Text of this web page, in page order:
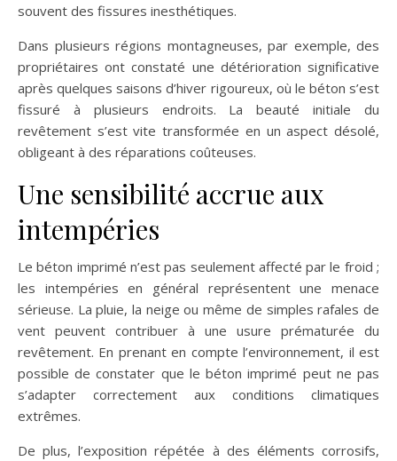
souvent des fissures inesthétiques.
Dans plusieurs régions montagneuses, par exemple, des
propriétaires ont constaté une détérioration significative
après quelques saisons d’hiver rigoureux, où le béton s’est
fissuré à plusieurs endroits. La beauté initiale du
revêtement s’est vite transformée en un aspect désolé,
obligeant à des réparations coûteuses.
Une sensibilité accrue aux
intempéries
Le béton imprimé n’est pas seulement affecté par le froid ;
les intempéries en général représentent une menace
sérieuse. La pluie, la neige ou même de simples rafales de
vent peuvent contribuer à une usure prématurée du
revêtement. En prenant en compte l’environnement, il est
possible de constater que le béton imprimé peut ne pas
s’adapter correctement aux conditions climatiques
extrêmes.
De plus, l’exposition répétée à des éléments corrosifs,